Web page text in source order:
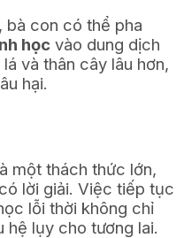
bà con có thể pha
học vào dung dịch
và thân cây lâu hơn,
hại.
một thách thức lớn,
lời giải. Việc tiếp tục
lỗi thời không chỉ
hệ lụy cho tương lai.